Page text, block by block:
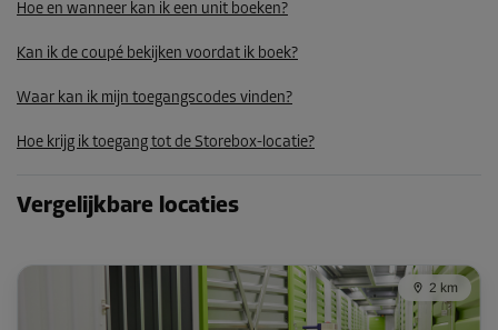
79,00 EUR/maand
Unit 28
B: 2,7m
Hoe en wanneer kan ik een unit boeken?
Kan ik de coupé bekijken voordat ik boek?
Waar kan ik mijn toegangscodes vinden?
Hoe krijg ik toegang tot de Storebox-locatie?
Vergelijkbare locaties
2 km